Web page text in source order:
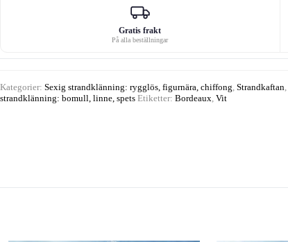
Gratis frakt
På alla beställningar
Kategorier: Sexig strandklänning: rygglös, figurnära, chiffong Strandkaftan
strandklänning: bomull, linne, spets Etiketter: Bordeaux Vit